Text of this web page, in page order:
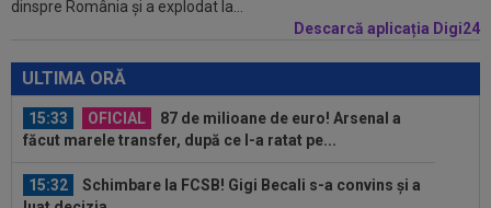
dinspre România şi a explodat la...
Descarcă aplicația Digi24
ULTIMA ORĂ
România: ”Oamenii mari se cunosc și după...
15:33 OFICIAL
87 de milioane de euro! Arsenal a
făcut marele transfer, după ce l-a ratat pe...
15:32
Schimbare la FCSB! Gigi Becali s-a convins și a
15:21
E convins că poate câștiga Balonul de Aur! Rio